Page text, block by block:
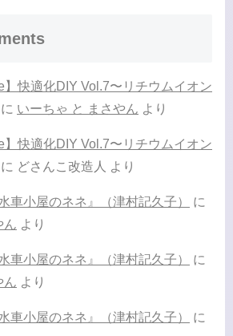
】快適化DIY Vol.7〜リチウムイオン
に いーちゃ と まさやん より
】快適化DIY Vol.7〜リチウムイオン
に どさんこ改造人 より
車小屋のネネ』（津村記久子）
に
ん より
車小屋のネネ』（津村記久子）
に
ん より
車小屋のネネ』（津村記久子）
に